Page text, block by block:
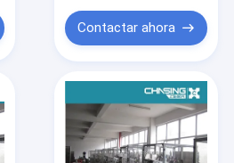
Contactar ahora